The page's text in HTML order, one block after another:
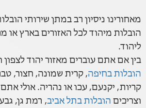
מאחורינו ניסיון רב במתן שירותי
הובלות מיהוד לכל האזורים בארץ או
ליהוד.
בין אם אתם עוברים מאזור יהוד
הובלות בחיפה, קרית שמונה, חצור,
קריות, יקנעם, עכו או נהריה. אולי
וצריכים הובלות בתל אביב, רמת גן,